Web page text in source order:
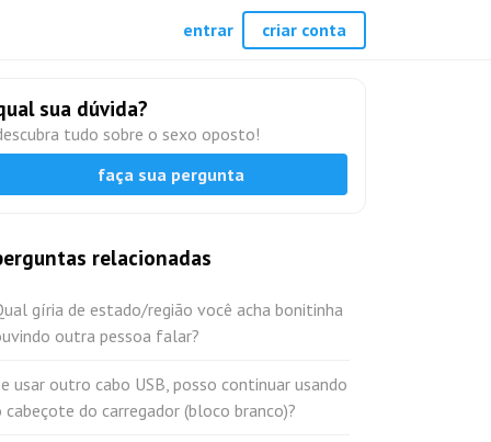
sua dúvida?
tudo sobre o sexo oposto!
faça sua pergunta
relacionadas
gíria de estado/região você acha bonitinha
outra pessoa falar?
usar outro cabo USB, posso continuar usando
cabeçote do carregador (bloco branco)?
entrar criar conta